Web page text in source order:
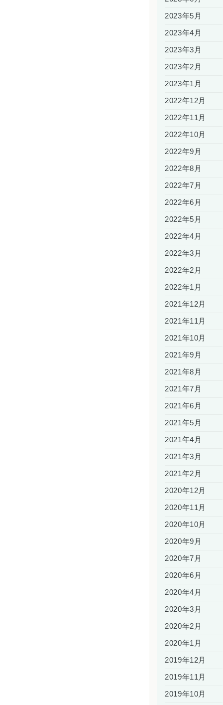
2023年5月
2023年4月
2023年3月
2023年2月
2023年1月
2022年12月
2022年11月
2022年10月
2022年9月
2022年8月
2022年7月
2022年6月
2022年5月
2022年4月
2022年3月
2022年2月
2022年1月
2021年12月
2021年11月
2021年10月
2021年9月
2021年8月
2021年7月
2021年6月
2021年5月
2021年4月
2021年3月
2021年2月
2020年12月
2020年11月
2020年10月
2020年9月
2020年7月
2020年6月
2020年4月
2020年3月
2020年2月
2020年1月
2019年12月
2019年11月
2019年10月